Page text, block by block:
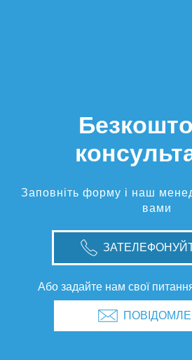
Заповніть форму і наш
вами
Або задайте нам свої